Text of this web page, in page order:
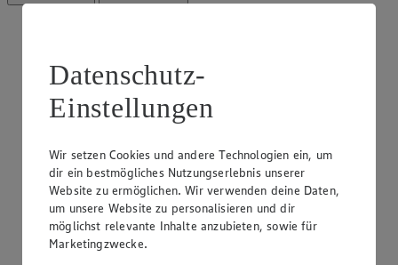
Geöffnet
· Schließt um 20:00 Uhr
Anzeigen Schließen
Datenschutz-
Einstellungen
Wir setzen Cookies und andere Technologien ein, um
dir ein bestmögliches Nutzungserlebnis unserer
Website zu ermöglichen. Wir verwenden deine Daten,
um unsere Website zu personalisieren und dir
möglichst relevante Inhalte anzubieten, sowie für
Marketingzwecke.